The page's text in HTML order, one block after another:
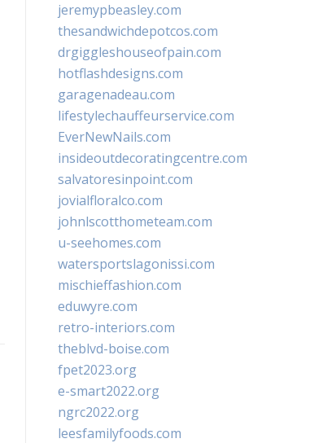
jeremypbeasley.com
thesandwichdepotcos.com
drgiggleshouseofpain.com
hotflashdesigns.com
garagenadeau.com
lifestylechauffeurservice.com
EverNewNails.com
insideoutdecoratingcentre.com
salvatoresinpoint.com
jovialfloralco.com
johnlscotthometeam.com
u-seehomes.com
watersportslagonissi.com
mischieffashion.com
eduwyre.com
retro-interiors.com
theblvd-boise.com
fpet2023.org
e-smart2022.org
ngrc2022.org
leesfamilyfoods.com